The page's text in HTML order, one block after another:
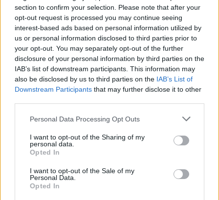
section to confirm your selection. Please note that after your
opt-out request is processed you may continue seeing
interest-based ads based on personal information utilized by
us or personal information disclosed to third parties prior to
your opt-out. You may separately opt-out of the further
disclosure of your personal information by third parties on the
IAB’s list of downstream participants. This information may
also be disclosed by us to third parties on the IAB’s List of
Downstream Participants that may further disclose it to other
Personal Data Processing Opt Outs
I want to opt-out of the Sharing of my
personal data.
Opted In
I want to opt-out of the Sale of my
Personal Data.
Opted In
Θα υπάρχει φλερτ στις επαφές
σας με τους άλλους και αυτό ίσως
οδηγήσει σε παρεξηγήσεις.
ΣΚΟΡΠΙΟΣ
δείξουν ότι σας έχουν καταλάβει.
Μια μεγάλη ανάγκη για διαφυγή